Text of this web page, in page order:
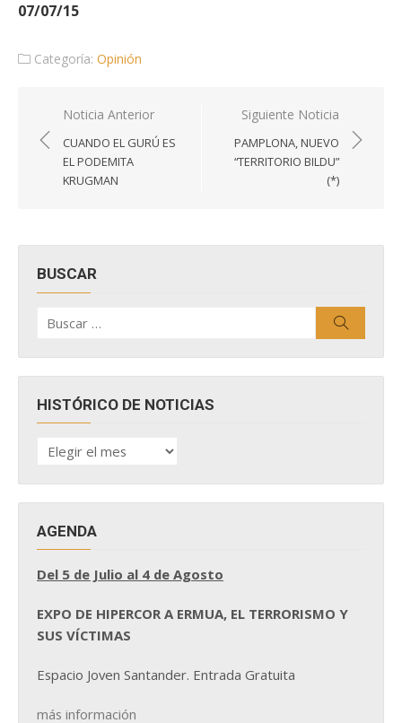
07/07/15
Categoría: Opinión
Navegación
de
entradas
Noticia Anterior
CUANDO EL GURÚ ES
EL PODEMITA
KRUGMAN
Siguiente Noticia
PAMPLONA, NUEVO
“TERRITORIO BILDU”
(*)
BUSCAR
por:
HISTÓRICO DE NOTICIAS
HISTÓRICO
DE
AGENDA
Del 5 de Julio al 4 de Agosto
EXPO DE HIPERCOR A ERMUA, EL TERRORISMO Y
SUS VÍCTIMAS
Espacio Joven Santander. Entrada Gratuita
más información